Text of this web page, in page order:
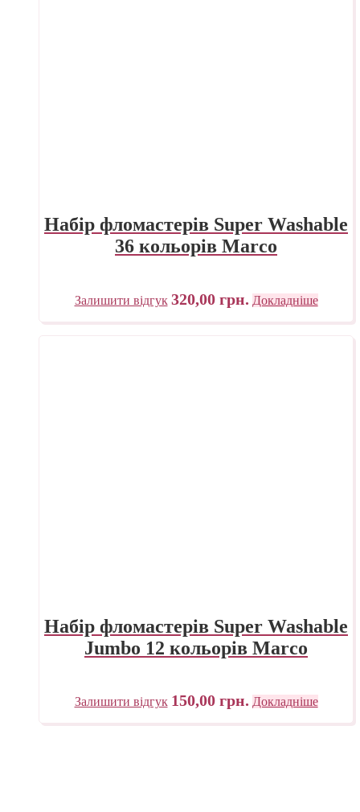
Набір фломастерів Super Washable
36 кольорів Marco
Залишити відгук 320,00 грн. Докладніше
Набір фломастерів Super Washable
Jumbo 12 кольорів Marco
Залишити відгук 150,00 грн. Докладніше